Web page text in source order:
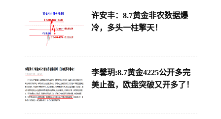
许安丰：8.7黄金非农数据爆
冷，多头一柱擎天！
李馨玥:8.7黄金4225公开多完
美止盈，欧盘突破又开多了！